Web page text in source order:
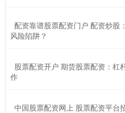
配资靠谱股票配资门户 配资炒股
风险陷阱？
股票配资开户 期货股票配资：杠
作
中国股票配资网上 股票配资平台